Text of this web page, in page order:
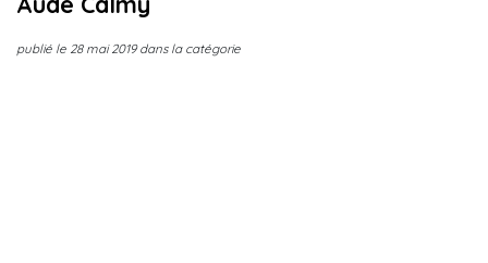
publié le 28 mai 2019dans la catégorie